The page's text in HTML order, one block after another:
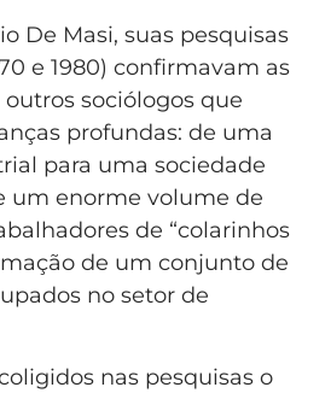
De Masi, suas pesquisas
e 1980) confirmavam as
sociólogos que
profundas: de uma
para uma sociedade
um enorme volume de
de “colarinhos
de um conjunto de
no setor de
nas pesquisas o